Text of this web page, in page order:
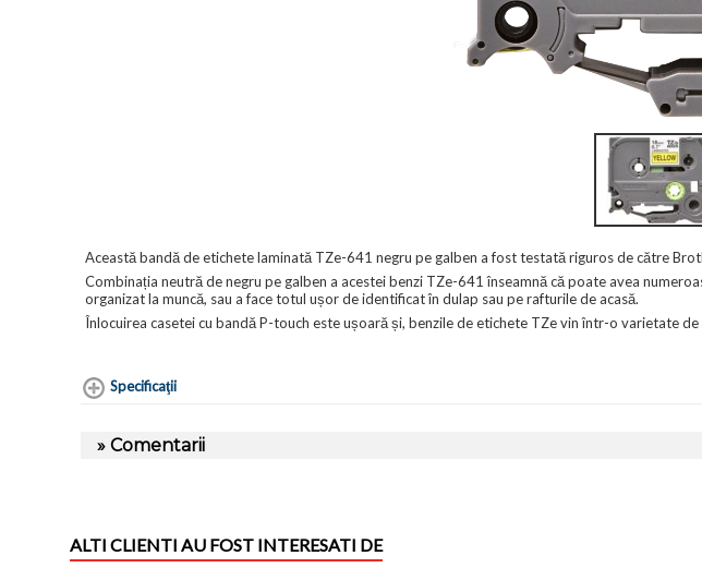
Această bandă de etichete laminată TZe-641 negru pe galben a fost testată riguros de către
Combinația neutră de negru pe galben a acestei benzi TZe-641 înseamnă că poate avea
organizat la muncă, sau a face totul ușor de identificat în dulap sau pe rafturile de acasă.
Înlocuirea casetei cu bandă P-touch este ușoară și, benzile de etichete TZe vin într-o varietate
Specificaţii
» Comentarii
ALTI CLIENTI AU FOST INTERESATI DE